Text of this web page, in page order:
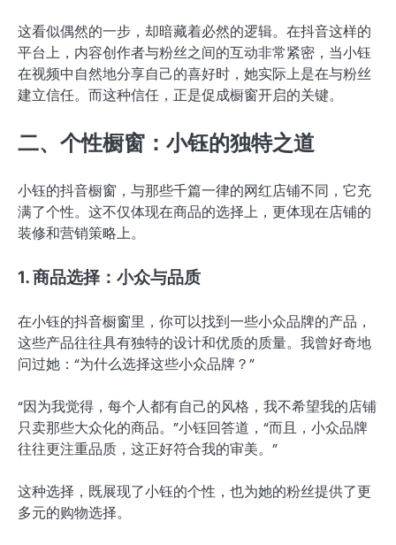
这看似偶然的一步，却暗藏着必然的逻辑。在抖音这样的
平台上，内容创作者与粉丝之间的互动非常紧密，当小钰
在视频中自然地分享自己的喜好时，她实际上是在与粉丝
建立信任。而这种信任，正是促成橱窗开启的关键。
二、个性橱窗：小钰的独特之道
小钰的抖音橱窗，与那些千篇一律的网红店铺不同，它充
满了个性。这不仅体现在商品的选择上，更体现在店铺的
装修和营销策略上。
1. 商品选择：小众与品质
在小钰的抖音橱窗里，你可以找到一些小众品牌的产品，
这些产品往往具有独特的设计和优质的质量。我曾好奇地
问过她：“为什么选择这些小众品牌？”
“因为我觉得，每个人都有自己的风格，我不希望我的店铺
只卖那些大众化的商品。”小钰回答道，“而且，小众品牌
往往更注重品质，这正好符合我的审美。”
这种选择，既展现了小钰的个性，也为她的粉丝提供了更
多元的购物选择。